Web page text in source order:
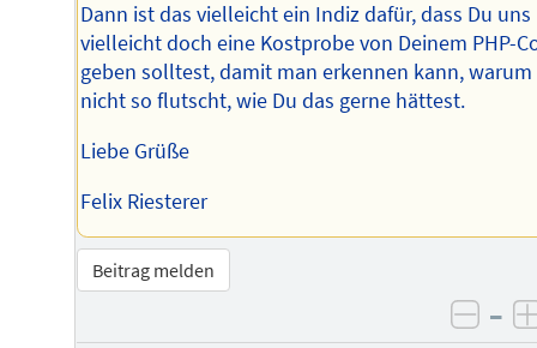
Dann ist das vielleicht ein Indiz dafür, dass Du uns
vielleicht doch eine Kostprobe von Deinem PHP-
geben solltest, damit man erkennen kann, warum
nicht so flutscht, wie Du das gerne hättest.
Liebe Grüße
Felix Riesterer
Beitrag melden
–